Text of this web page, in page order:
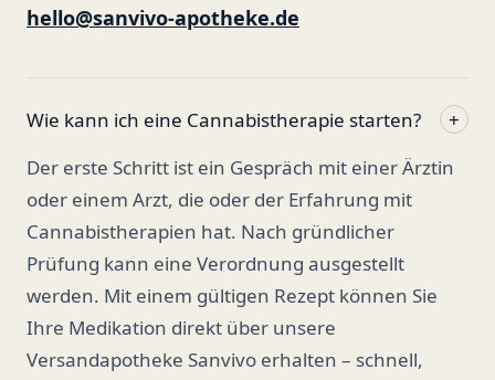
hello@sanvivo-apotheke.de
Wie kann ich eine Cannabistherapie starten?
+
Der erste Schritt ist ein Gespräch mit einer Ärztin
oder einem Arzt, die oder der Erfahrung mit
Cannabistherapien hat. Nach gründlicher
Prüfung kann eine Verordnung ausgestellt
werden. Mit einem gültigen Rezept können Sie
Ihre Medikation direkt über unsere
Versandapotheke Sanvivo erhalten – schnell,